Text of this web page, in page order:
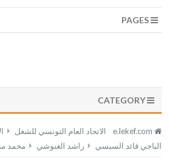
CATEGORY
الاتحاد العام التونسي للشغل
الباجي قائد السبسي
راشد الغنوشي محمد